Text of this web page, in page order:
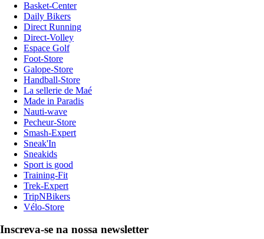
Basket-Center
Daily Bikers
Direct Running
Direct-Volley
Espace Golf
Foot-Store
Galope-Store
Handball-Store
La sellerie de Maé
Made in Paradis
Nauti-wave
Pecheur-Store
Smash-Expert
Sneak'In
Sneakids
Sport is good
Training-Fit
Trek-Expert
TripNBikers
Vélo-Store
Inscreva-se na nossa newsletter